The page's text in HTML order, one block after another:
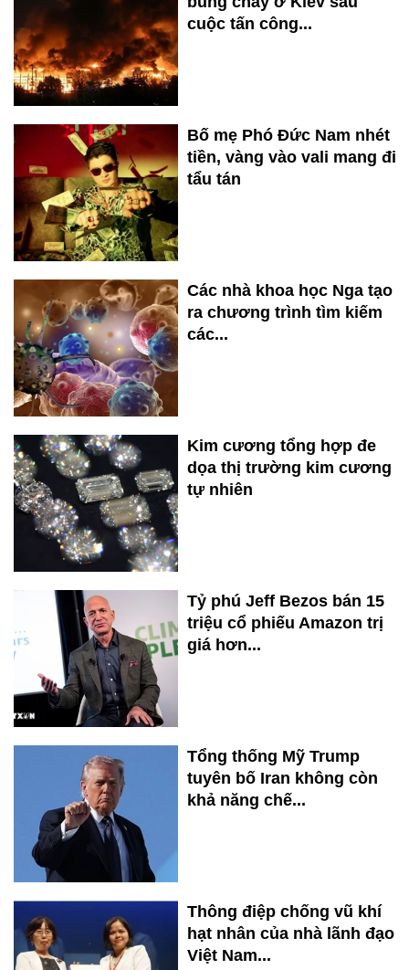
cuộc tấn công...
Bố mẹ Phó Đức Nam nhét
tiền, vàng vào vali mang đi
tẩu tán
Các nhà khoa học Nga tạo
ra chương trình tìm kiếm
các...
Kim cương tổng hợp đe
dọa thị trường kim cương
tự nhiên
Tỷ phú Jeff Bezos bán 15
triệu cổ phiếu Amazon trị
giá hơn...
Tổng thống Mỹ Trump
tuyên bố Iran không còn
khả năng chế...
Thông điệp chống vũ khí
hạt nhân của nhà lãnh đạo
Việt Nam...